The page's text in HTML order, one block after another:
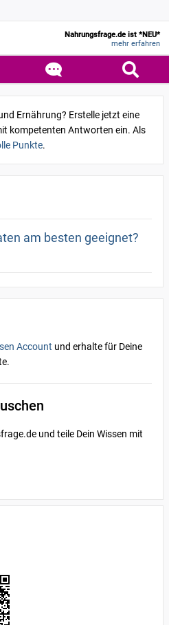
Nahrungsfrage.de ist *NEU*
mehr erfahren
Ernährung? Erstelle jetzt eine
kompetenten Antworten ein. Als
Punkte.
am besten geeignet?
Account und erhalte für Deine
und teile Dein Wissen mit